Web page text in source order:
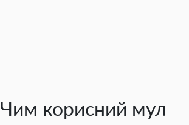
Чим корисний мул